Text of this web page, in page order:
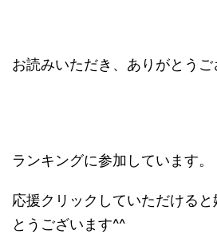
お読みいただき、ありがとうご
ランキングに参加しています。
応援クリックしていただける
とうございます^^